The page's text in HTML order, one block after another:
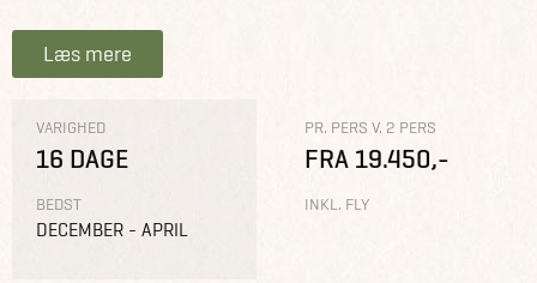
Læs mere
VARIGHED
16 DAGE
BEDST
DECEMBER - APRIL
PR. PERS V. 2 PERS
FRA 19.450,-
INKL. FLY